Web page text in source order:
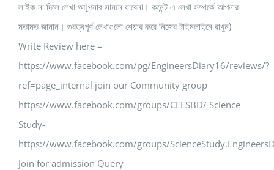
লাইক না দিলে লেখা আ[পনার সামনে যাবেনা। কমেন্ট এ লেখা সম্পর্কে আপনার
মতামত জানান। গুরত্বপূর্ণ লেখাগুলো শেয়ার করে নিজের টাইমলাইনে রাখুন)
Write Review here –
https://www.facebook.com/pg/EngineersDiary16/reviews/?
ref=page_internal join our Community group
https://www.facebook.com/groups/CEESBD/ Science
Study-
https://www.facebook.com/groups/
Join for admission Query